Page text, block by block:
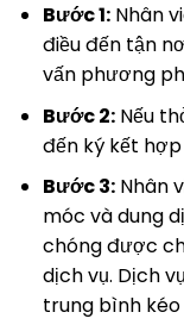
Bước 1:Nhân
điều đến tận
vấn phương
Bước 2:Nếu
đến ký kết
Bước 3:Nhân
móc và dung
chóng được
dịch vụ. Dịch
trung bình kéo